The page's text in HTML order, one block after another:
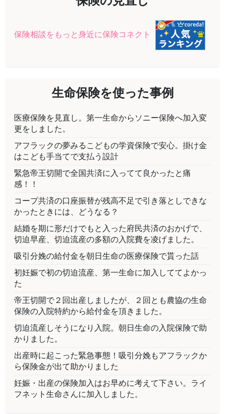
保険相談をもっと身近に保険コネクト
生命保険を使った事例
医療保険を見直し。第一生命からソニー保険へ加入変
更をしました。
アフラックの夢みるこどもの学資保険で安心。掛け金
はこども手当てで支払う設計
緊急帝王切開で全国共済に入ってて良かったと痛
感！！
コープ共済の口座振替が残高不足で引き落としできな
かったときには、どうなる？
結婚を期に形だけでもと入った府民共済のおかげで、
切迫早産、切迫流産の多額の入院費を凌げました。
吸引分娩の給付金を朝日生命の医療保険で貰った話
初妊娠で初の切迫流産、第一生命に加入しててよかっ
た
帝王切開で２回出産しましたが、２回とも農協の生命
保険の入院特約から給付金を頂きました。
切迫流産しそうになり入院。朝日生命の入院保険で助
かりました。
出産時に起こった緊急事態！吸引分娩もアフラックか
ら保険金が出て助かりました
妊娠・出産の保険加入はお早めに考えて下さい。ライ
フネット生命さんに加入しました。